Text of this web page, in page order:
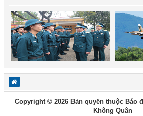
Copyright © 2026 Bản quyền thuộc Báo
Không Quân